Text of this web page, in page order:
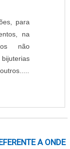
para
na
não
A ONDE